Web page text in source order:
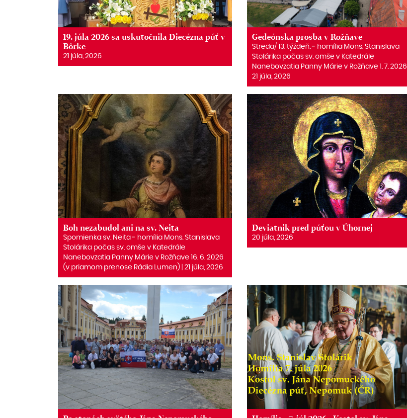
19. júla 2026 sa uskutočnila Diecézna púť v
Bôrke
21 júla, 2026
Gedeónska prosba v Rožňave
Streda/ 13. týždeň. ‒ homília Mons. Stanislava
Stolárika počas sv. omše v Katedrále
Nanebovzatia Panny Márie v Rožňave 1. 7. 2026 |
21 júla, 2026
Boh nezabudol ani na sv. Neita
Spomienka sv. Neita ‒ homília Mons. Stanislava
Stolárika počas sv. omše v Katedrále
Nanebovzatia Panny Márie v Rožňave 16. 6. 2026
(v priamom prenose Rádia Lumen) | 21 júla, 2026
Deviatnik pred púťou v Úhornej
20 júla, 2026